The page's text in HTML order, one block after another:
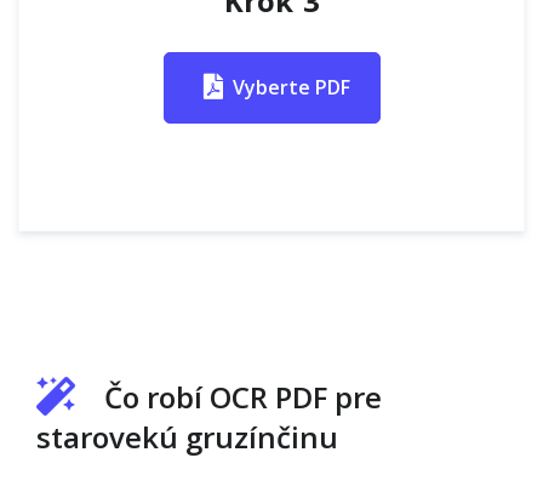
Vyberte PDF
Čo robí OCR PDF pre
starovekú gruzínčinu